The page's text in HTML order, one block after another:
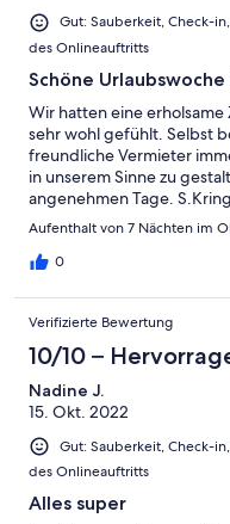
Gut: Sauberkeit, Check-
des Onlineauftritts
Schöne
Wir hatten eine
sehr wohl gefühlt. Selbst
freundliche Vermieter
in unserem Sinne zu
angenehmen Tage.
Aufenthalt von 7 Nächten im
0
Verifizierte Bewertung
10/10 –
Nadine J.
15. Okt. 2022
Gut: Sauberkeit, Check-
des Onlineauftritts
Alles super